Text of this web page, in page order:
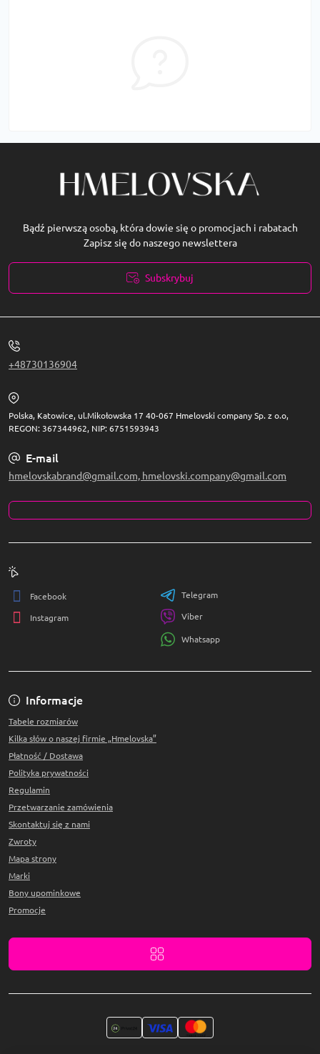
Bądź pierwszą osobą, która dowie się o promocjach i rabatach
Zapisz się do naszego newslettera
Subskrybuj
+48730136904
Polska, Katowice, ul.Mikołowska 17 40-067 Hmelovski company Sp. z o.o,
REGON: 367344962, NIP: 6751593943
E-mail
hmelovskabrand@gmail.com, hmelovski.company@gmail.com
Informacje
Tabele rozmiarów
Kilka słów o naszej firmie „Hmelovska”
Płatność / Dostawa
Polityka prywatności
Regulamin
Przetwarzanie zamówienia
Skontaktuj się z nami
Zwroty
Mapa strony
Marki
Bony upominkowe
Promocje
Facebook
Instagram
Telegram
Viber
Whatsapp